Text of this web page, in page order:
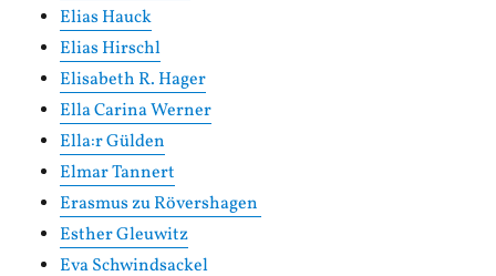
Elias Hauck
Elias Hirschl
Elisabeth R. Hager
Ella Carina Werner
Ella:r Gülden
Elmar Tannert
Erasmus zu Rövershagen
Esther Gleuwitz
Eva Schwindsackel